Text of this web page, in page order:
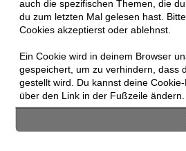
auch die spezifischen Themen, die
du zum letzten Mal gelesen hast.
Cookies akzeptierst oder ablehnst.
Ein Cookie wird in deinem Browser
gespeichert, um zu verhindern, dass
gestellt wird. Du kannst deine
über den Link in der Fußzeile ändern.